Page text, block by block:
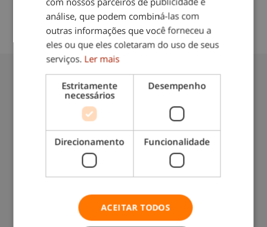
Data do blog:02/25/2026
Também lhe pode interessar:
Franquias vs. empreendedorismo
tradicional: qual é a opção mais adequada
para si, tendo em conta o seu perfil?
análise, que podem combiná-las com
outras informações que você forneceu a
eles ou que eles coletaram do uso de seus
serviços. Ler mais
Estritamente
necessários
Desempenho
Direcionamento Funcionalidade
ACEITAR TODOS